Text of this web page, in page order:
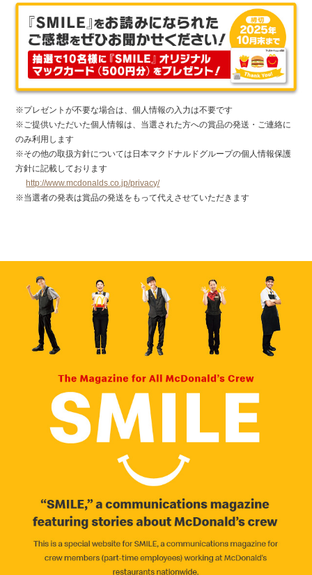
※プレゼントが不要な場合は、個人情報の入力は不要です
※ご提供いただいた個人情報は、当選された方への賞品の発送・ご連絡に
のみ利用します
※その他の取扱方針については日本マクドナルドグループの個人情報保護
方針に記載しております
http://www.mcdonalds.co.jp/privacy/
※当選者の発表は賞品の発送をもって代えさせていただきます